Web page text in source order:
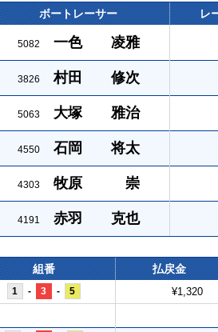
ボートレーサー レ
5082 一色 凌雅
3826 村田 修次
5063 大塚 雅治
4550 石岡 将太
4303 牧原 崇
4191 赤羽 克也
組番 払戻金
1 - 3 - 5 ¥1,320